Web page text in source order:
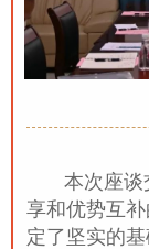
本次座谈
享和优势互补
定了坚实的基